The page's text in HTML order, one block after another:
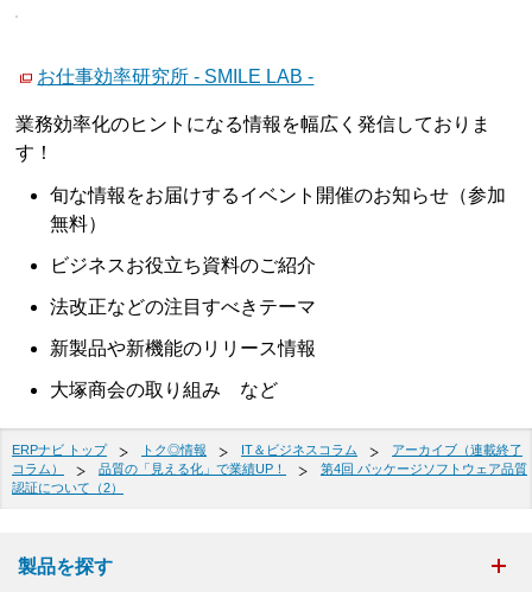
お仕事効率研究所 - SMILE LAB -
業務効率化のヒントになる情報を幅広く発信しておりま
す！
旬な情報をお届けするイベント開催のお知らせ（参加
無料）
ビジネスお役立ち資料のご紹介
法改正などの注目すべきテーマ
新製品や新機能のリリース情報
大塚商会の取り組み など
ERPナビ トップ トク◎情報 IT＆ビジネスコラム
アーカイブ（連載終了
コラム）
品質の「見える化」で業績UP！
第4回 パッケージソフトウェア品質
認証について（2）
製品を探す